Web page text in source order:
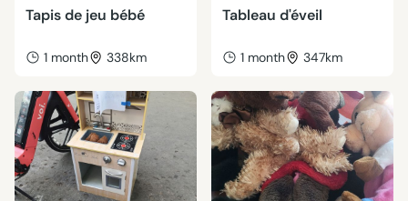
Tapis de jeu bébé
1 month 338km
Tableau d'éveil
1 month 347km